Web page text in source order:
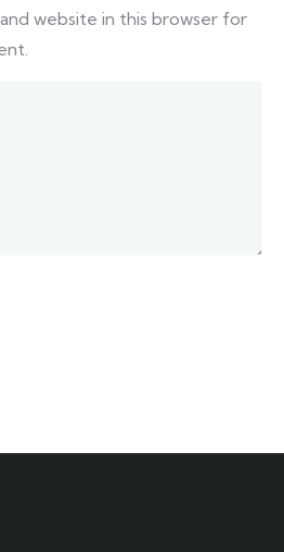
website in this browser for